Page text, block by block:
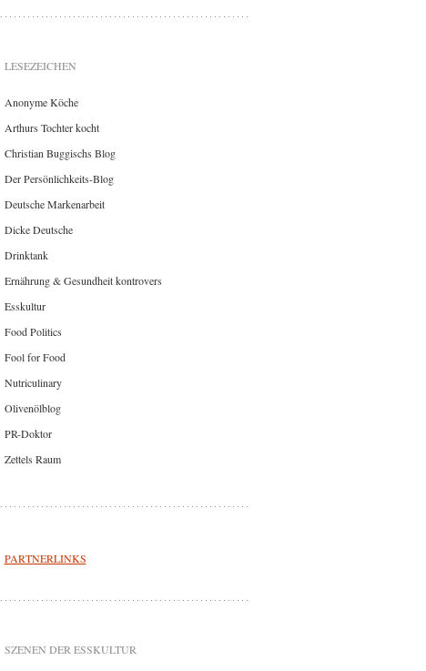
LESEZEICHEN
Anonyme Köche
Arthurs Tochter kocht
Christian Buggischs Blog
Der Persönlichkeits-Blog
Deutsche Markenarbeit
Dicke Deutsche
Drinktank
Ernährung & Gesundheit kontrovers
Esskultur
Food Politics
Fool for Food
Nutriculinary
Olivenölblog
PR-Doktor
Zettels Raum
PARTNERLINKS
SZENEN DER ESSKULTUR